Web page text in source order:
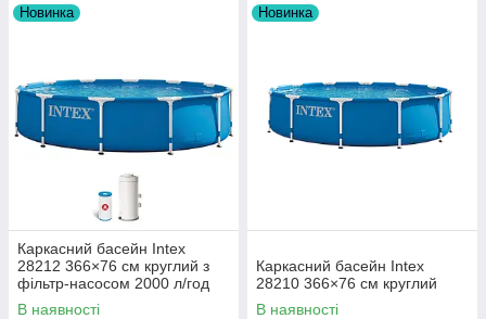
Новинка
Каркасний басейн Intex
28212 366×76 см круглий з
фільтр-насосом 2000 л/год
В наявності
Новинка
Каркасний басейн Intex
28210 366×76 см круглий
В наявності